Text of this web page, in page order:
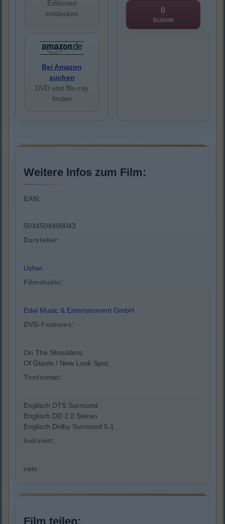
Editionen
entdecken
Bei Amazon
suchen
DVD und Blu-ray
finden
0
Schrott
Weitere Infos zum Film:
EAN:
5034504990043
Darsteller:
Usher
Filmstudio:
Edel Music & Entertainment GmbH
DVD-Features:
On The Shoulders;
Of Giants / New Look Spot;
Tonformat:
Englisch DTS Surround
Englisch DD 2.0 Stereo
Englisch Dolby Surround 5.1
Indiziert:
nein
Film teilen: